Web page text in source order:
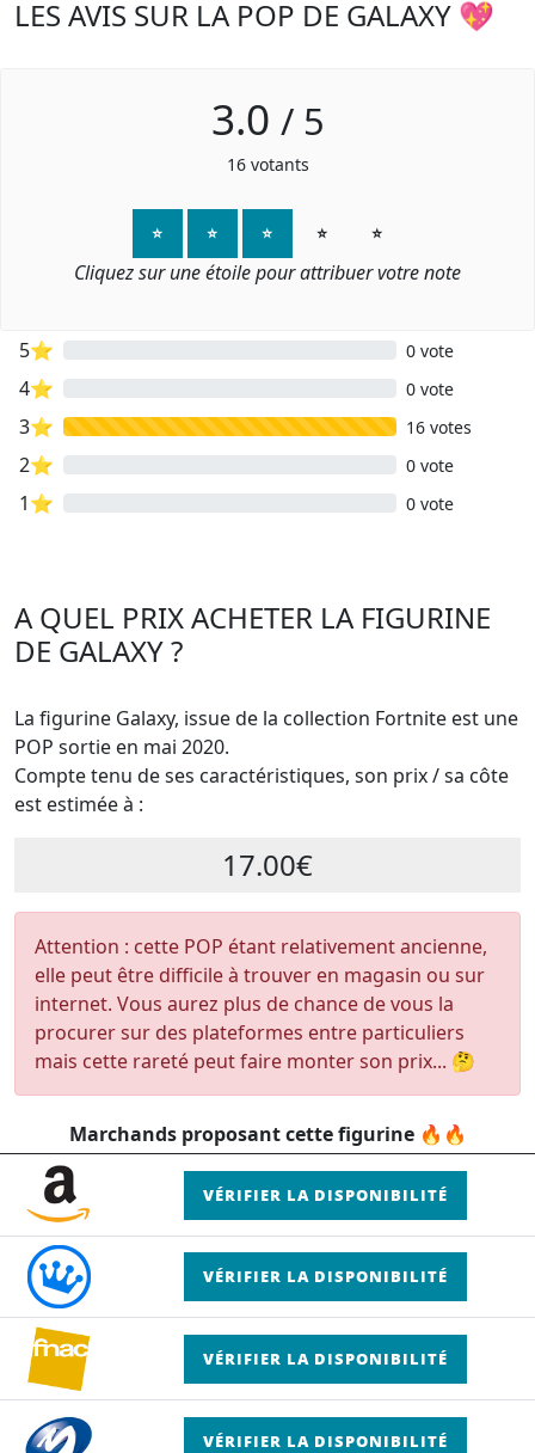
LES AVIS SUR LA POP DE GALAXY 💖
3.0 / 5
16votants
⭐ ⭐ ⭐ ⭐ ⭐
Cliquez sur une étoile pour attribuer votre note
5⭐ 0 vote
4⭐ 0 vote
3⭐ 16 votes
2⭐ 0 vote
1⭐ 0 vote
A QUEL PRIX ACHETER LA FIGURINE
DE GALAXY ?
La figurine Galaxy, issue de la collection Fortnite est une
POP sortie en mai 2020.
Compte tenu de ses caractéristiques, son prix / sa côte
est estimée à :
17.00€
Attention : cette POP étant relativement ancienne,
elle peut être difficile à trouver en magasin ou sur
internet. Vous aurez plus de chance de vous la
procurer sur des plateformes entre particuliers
mais cette rareté peut faire monter son prix... 🤔
Marchands proposant cette figurine 🔥🔥
VÉRIFIER LA DISPONIBILITÉ
VÉRIFIER LA DISPONIBILITÉ
VÉRIFIER LA DISPONIBILITÉ
VÉRIFIER LA DISPONIBILITÉ